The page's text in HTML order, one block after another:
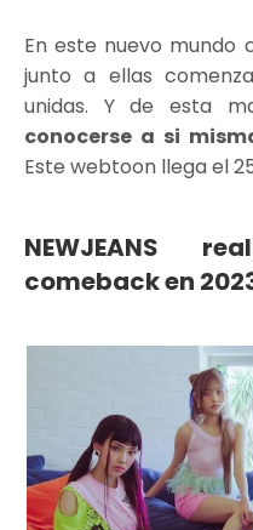
En este nuevo mundo
junto a ellas
unidas. Y de esta
conocerse a si
Este webtoon llega el
NEWJEANS
comeback en